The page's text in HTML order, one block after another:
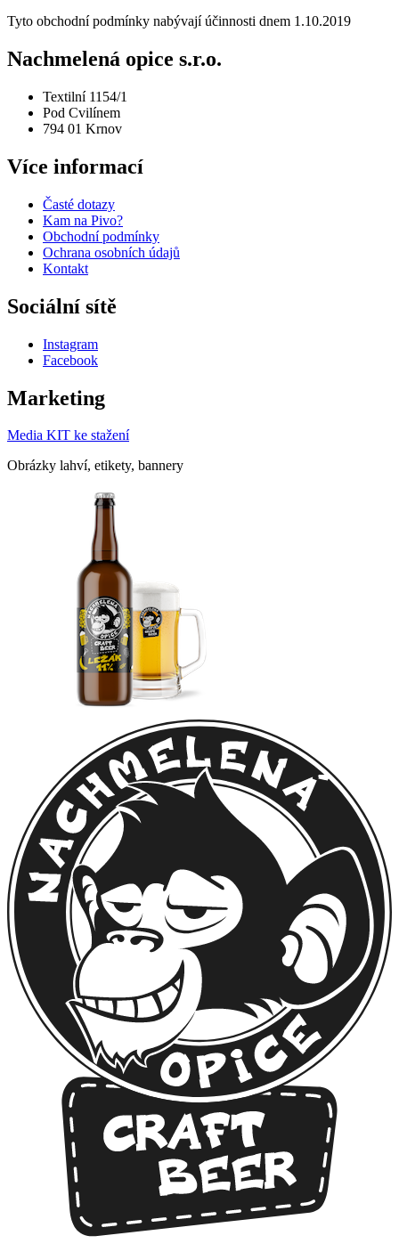
Tyto obchodní podmínky nabývají účinnosti dnem 1.10.2019
Nachmelená opice s.r.o.
Textilní 1154/1
Pod Cvilínem
794 01 Krnov
Více informací
Časté dotazy
Kam na Pivo?
Obchodní podmínky
Ochrana osobních údajů
Kontakt
Sociální sítě
Instagram
Facebook
Marketing
Media KIT ke stažení
Obrázky lahví, etikety, bannery